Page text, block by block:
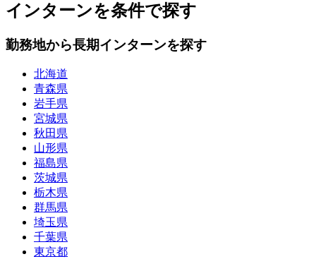
インターンを条件で探す
勤務地から長期インターンを探す
北海道
青森県
岩手県
宮城県
秋田県
山形県
福島県
茨城県
栃木県
群馬県
埼玉県
千葉県
東京都